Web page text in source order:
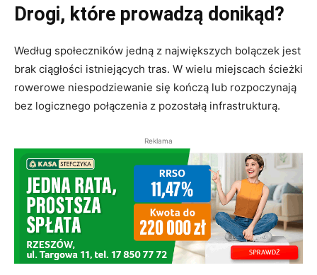
Drogi, które prowadzą donikąd?
Według społeczników jedną z największych bolączek jest
brak ciągłości istniejących tras. W wielu miejscach ścieżki
rowerowe niespodziewanie się kończą lub rozpoczynają
bez logicznego połączenia z pozostałą infrastrukturą.
Reklama